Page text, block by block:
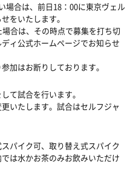
場合は、前日18：00に東京ヴェル
をいたします。
合は、その時点で募集を打ち切
ィ公式ホームページでお知らせ
加はお断りしております。
て試合を行います。
いたします。試合はセルフジャ
パイク可、取り替え式スパイク
は水かお茶のみお飲みいただけ